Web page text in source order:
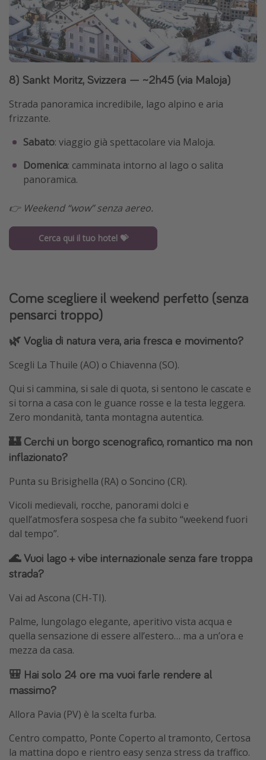
8) Sankt Moritz, Svizzera — ~2h45 (via Maloja)
Strada panoramica incredibile, lago alpino e aria
frizzante.
Sabato: viaggio già spettacolare via Maloja.
Domenica: camminata intorno al lago o salita
panoramica.
👉 Weekend “wow” senza aereo.
Cerca qui il tuo hotel 💝
Come scegliere il weekend perfetto (senza
pensarci troppo)
🌿 Voglia di natura vera, aria fresca e movimento?
Scegli La Thuile (AO) o Chiavenna (SO).
Qui si cammina, si sale di quota, si sentono le cascate e
si torna a casa con le guance rosse e la testa leggera.
Zero mondanità, tanta montagna autentica.
🏰 Cerchi un borgo scenografico, romantico ma non
inflazionato?
Punta su Brisighella (RA) o Soncino (CR).
Vicoli medievali, rocche, panorami dolci e
quell’atmosfera sospesa che fa subito “weekend fuori
dal tempo”.
🌊 Vuoi lago + vibe internazionale senza fare troppa
strada?
Vai ad Ascona (CH-TI).
Palme, lungolago elegante, aperitivo vista acqua e
quella sensazione di essere all’estero… ma a un’ora e
mezza da casa.
🎒 Hai solo 24 ore ma vuoi farle rendere al
massimo?
Allora Pavia (PV) è la scelta furba.
Centro compatto, Ponte Coperto al tramonto, Certosa
la mattina dopo e rientro easy senza stress da traffico.